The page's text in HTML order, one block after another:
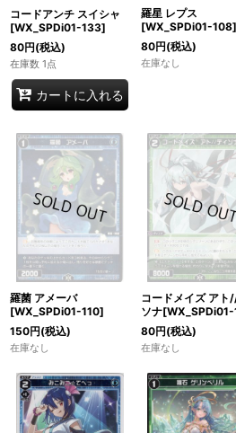
コードアンチ スイシャ
[WX_SPDi01-133]
80円(税込)
在庫数 1点
カートに入れる
羅星 レプス
[WX_SPDi01-108]
80円(税込)
在庫なし
羅菌 アメーバ
[WX_SPDi01-110]
150円(税込)
在庫なし
コードメイズ アト
ソナ[WX_SPDi01-
80円(税込)
在庫なし